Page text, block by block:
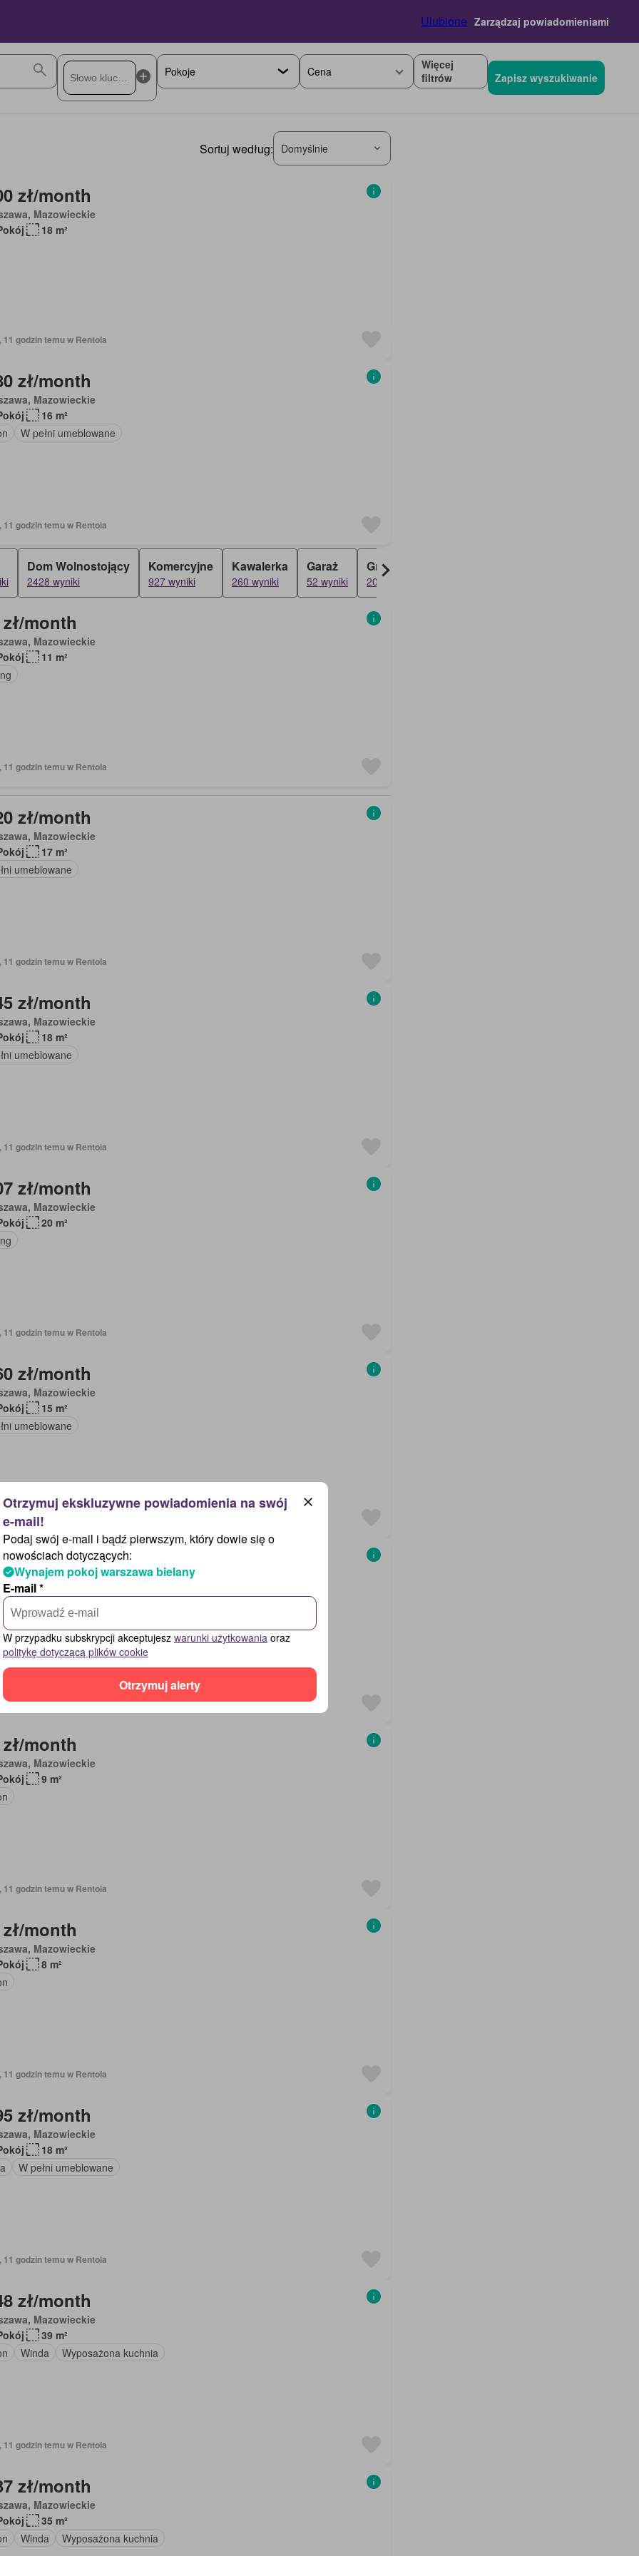
Ulubione Zarządzaj powiadomieniami
Cena
Więcej
filtrów
Zapisz wyszukiwanie
Sortuj według: Domyślnie
zł/month
Mazowieckie
18 m²
11 godzin temu w Rentola
zł/month
Mazowieckie
16 m²
W pełni umeblowane
11 godzin temu w Rentola
Dom Wolnostojący
2428 wyniki
Komercyjne
927 wyniki
Kawalerka
260 wyniki
Garaż
52 wyniki
Grunt
20 wyniki
month
Mazowieckie
11 m²
11 godzin temu w Rentola
zł/month
Mazowieckie
17 m²
umeblowane
11 godzin temu w Rentola
zł/month
Mazowieckie
18 m²
umeblowane
11 godzin temu w Rentola
zł/month
Mazowieckie
20 m²
11 godzin temu w Rentola
zł/month
Mazowieckie
15 m²
umeblowane
11 godzin temu w Rentola
zł/month
Mazowieckie
20 m²
11 godzin temu w Rentola
month
Mazowieckie
9 m²
11 godzin temu w Rentola
month
Mazowieckie
8 m²
11 godzin temu w Rentola
zł/month
Mazowieckie
18 m²
W pełni umeblowane
11 godzin temu w Rentola
zł/month
Mazowieckie
39 m²
Winda Wyposażona kuchnia
11 godzin temu w Rentola
zł/month
Mazowieckie
35 m²
Winda Wyposażona kuchnia
Podaj swój e-mail i bądź pierwszym, który dowie się o
nowościach dotyczących:
Wynajem pokoj warszawa bielany
E-mail *
W przypadku subskrypcji akceptujesz warunki użytkowania oraz
politykę dotyczącą plików cookie
Otrzymuj alerty